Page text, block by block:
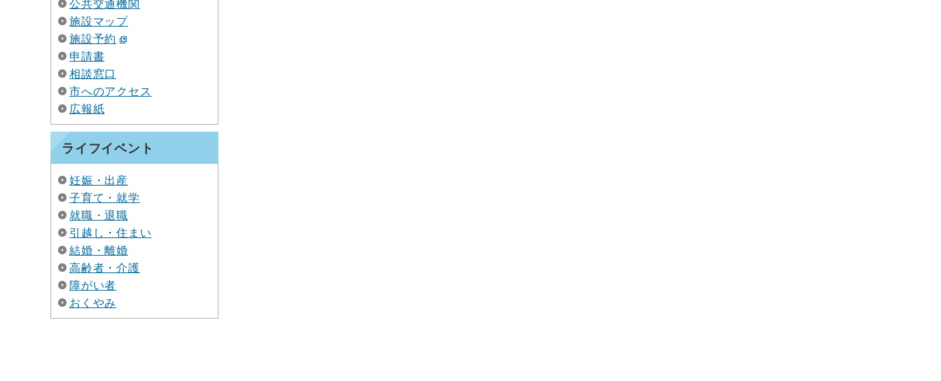
施設マップ
施設予約
申請書
相談窓口
市へのアクセス
広報紙
ライフイベント
妊娠・出産
子育て・就学
就職・退職
引越し・住まい
結婚・離婚
高齢者・介護
障がい者
おくやみ